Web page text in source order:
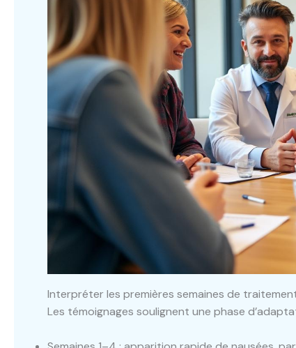
Interpréter les premières semaines de
Les témoignages soulignent une phase